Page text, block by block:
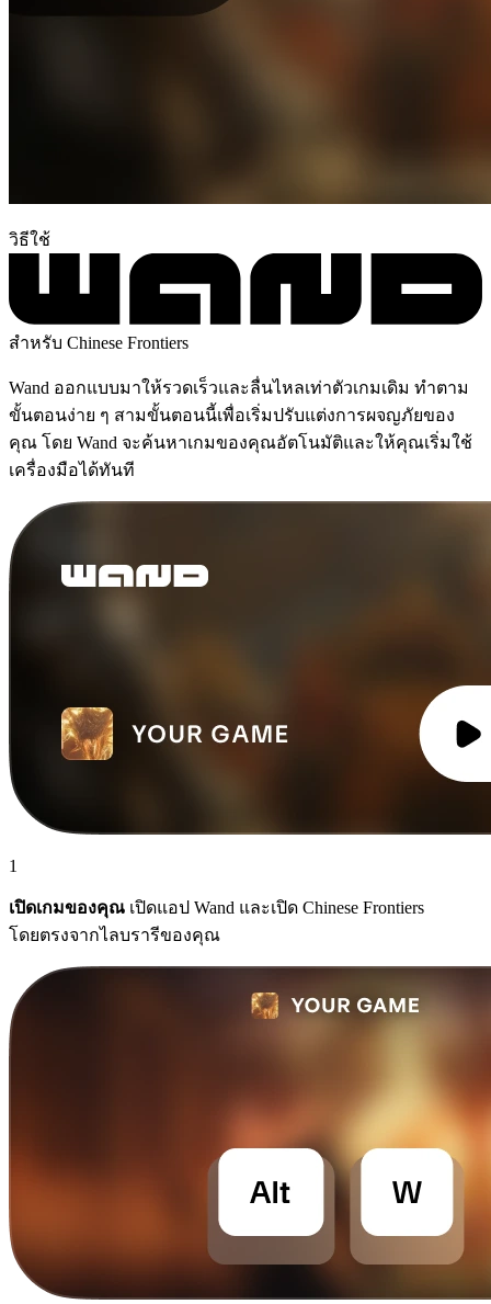
วิธีใช้
สำหรับ Chinese Frontiers
Wand ออกแบบมาให้รวดเร็วและลื่นไหลเท่าตัวเกมเดิม ทำตาม
ขั้นตอนง่าย ๆ สามขั้นตอนนี้เพื่อเริ่มปรับแต่งการผจญภัยของ
คุณ โดย Wand จะค้นหาเกมของคุณอัตโนมัติและให้คุณเริ่มใช้
เครื่องมือได้ทันที
1
เปิดเกมของคุณ เปิดแอป Wand และเปิด Chinese Frontiers
โดยตรงจากไลบรารีของคุณ